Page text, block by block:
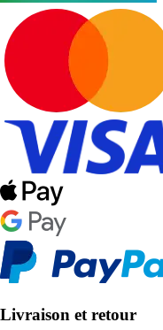
Livraison et retour